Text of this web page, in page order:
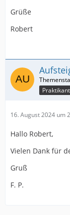
Grüße
Robert
Praktikant
16. August 2024 um
Hallo Robert,
Vielen Dank für
Gruß
F. P.